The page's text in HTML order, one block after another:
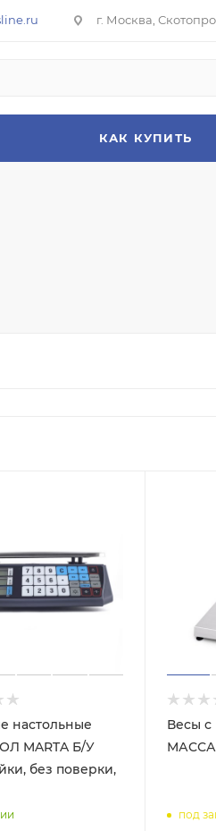
г. Москва,
КАК КУПИТЬ
настольные
MARTA Б/У
без поверки,
Весы с
под